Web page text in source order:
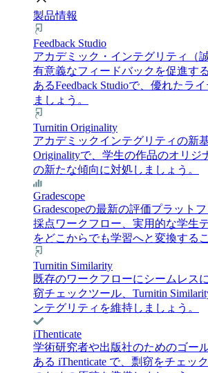
製品情報
Feedback Studio
アカデミック・インテグリティ（
有意義なフィードバックを促進す
あるFeedback Studioで、優れたラ
ましょう。
Turnitin Originality
アカデミックインテグリティの新
Originalityで、学生の作品のオリジ
の新たな傾向に対処しましょう。
Gradescope
Gradescopeの最新の評価プラット
採点ワークフロー、実用的な学生
をどこからでも学習へと変換する
Turnitin Similarity
既存のワークフローにシームレス
窃チェックツール、Turnitin
ンテグリティを維持しましょう。
iThenticate
学術研究者や出版社のためのゴー
ある iThenticate で、剽窃をチェッ